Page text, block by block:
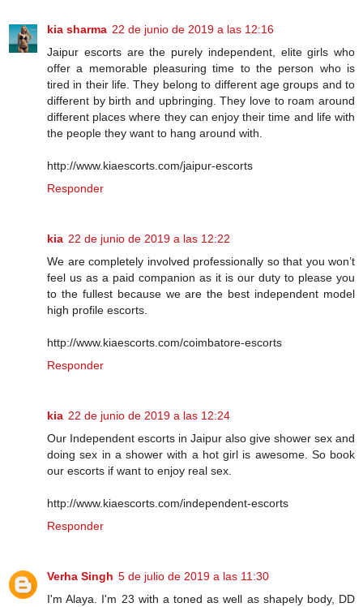
kia sharma 22 de junio de 2019 a las 12:16
Jaipur escorts are the purely independent, elite girls who
offer a memorable pleasuring time to the person who is
tired in their life. They belong to different age groups and to
different by birth and upbringing. They love to roam around
different places where they can enjoy their time and life with
the people they want to hang around with.
http://www.kiaescorts.com/jaipur-escorts
Responder
kia 22 de junio de 2019 a las 12:22
We are completely involved professionally so that you won’t
feel us as a paid companion as it is our duty to please you
to the fullest because we are the best independent model
high profile escorts.
http://www.kiaescorts.com/coimbatore-escorts
Responder
kia 22 de junio de 2019 a las 12:24
Our Independent escorts in Jaipur also give shower sex and
doing sex in a shower with a hot girl is awesome. So book
our escorts if want to enjoy real sex.
http://www.kiaescorts.com/independent-escorts
Responder
Verha Singh 5 de julio de 2019 a las 11:30
I'm Alaya. I'm 23 with a toned as well as shapely body, DD